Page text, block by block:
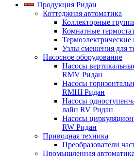
Продукция Ридан
Коттеджная автоматика
Коллекторные
Комнатные
Узлы смешения для
Насосное оборудование
Насосы
RMV Ридан
Насосы
RMHI Ридан
Насосы
лайн RV Ридан
Насосы
RW Ридан
Приводная техника
Преобразователи
Промышленная автоматика